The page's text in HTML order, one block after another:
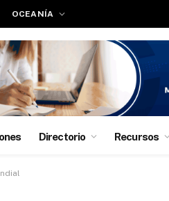
OCEANÍA
Directorio Recursos